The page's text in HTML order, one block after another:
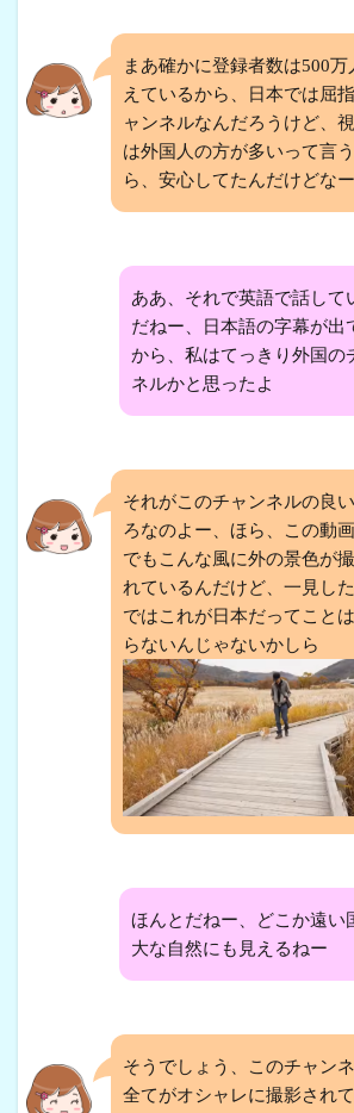
まあ確かに登録者数は500万
えているから、日本では屈
ャンネルなんだろうけど、
は外国人の方が多いって言
ら、安心してたんだけどなー
ああ、それで英語で話して
だねー、日本語の字幕が出
から、私はてっきり外国の
ネルかと思ったよ
それがこのチャンネルの良
ろなのよー、ほら、この動
でもこんな風に外の景色が
れているんだけど、一見し
ではこれが日本だってこと
らないんじゃないかしら
ほんとだねー、どこか遠い
大な自然にも見えるねー
そうでしょう、このチャン
全てがオシャレに撮影され